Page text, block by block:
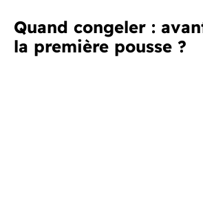
Quand congeler :
la première pousse ?